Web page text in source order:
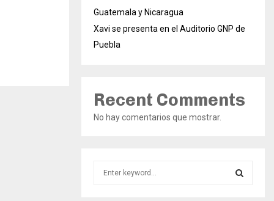
Guatemala y Nicaragua
Xavi se presenta en el Auditorio GNP de
Puebla
Recent Comments
No hay comentarios que mostrar.